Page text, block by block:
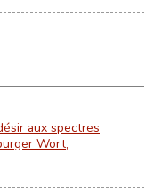
aux spectres
Wort,